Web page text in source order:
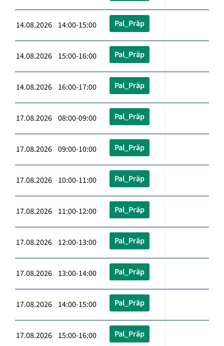
14.08.2026 14:00-15:00 Pal_Präp
14.08.2026 15:00-16:00 Pal_Präp
14.08.2026 16:00-17:00 Pal_Präp
17.08.2026 08:00-09:00 Pal_Präp
17.08.2026 09:00-10:00 Pal_Präp
17.08.2026 10:00-11:00 Pal_Präp
17.08.2026 11:00-12:00 Pal_Präp
17.08.2026 12:00-13:00 Pal_Präp
17.08.2026 13:00-14:00 Pal_Präp
17.08.2026 14:00-15:00 Pal_Präp
17.08.2026 15:00-16:00 Pal_Präp